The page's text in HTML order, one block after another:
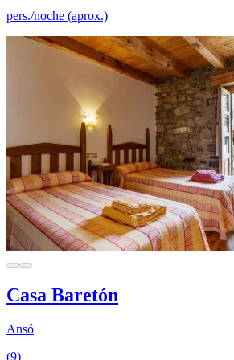
pers./noche (aprox.)
Casa Baretón
Ansó
(9)